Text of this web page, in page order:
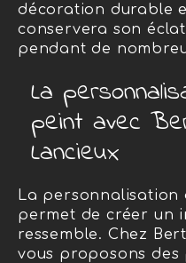
décoration durable
conservera son
pendant de
La
peint avec
Lancieux
La
permet de créer un
ressemble. Chez
vous proposons